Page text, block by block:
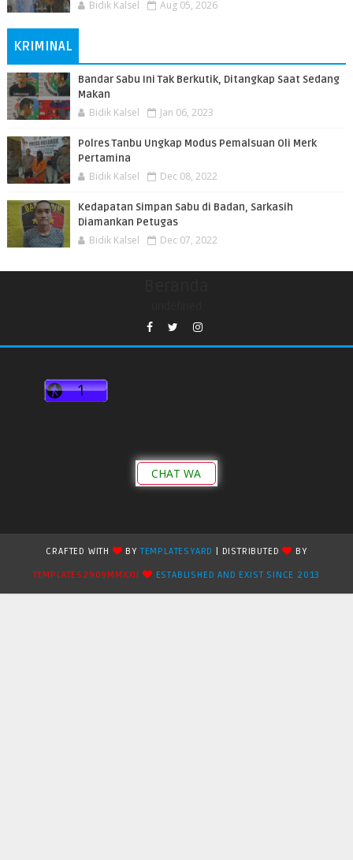
Bidik Kalsel Aug 05, 2026
KRIMINAL
Bandar Sabu Ini Tak Berkutik, Ditangkap Saat Sedang
Makan
Bidik Kalsel Jan 06, 2023
Polres Tanbu Ungkap Modus Pemalsuan Oli Merk
Pertamina
Bidik Kalsel Dec 08, 2022
Kedapatan Simpan Sabu di Badan, Sarkasih
Diamankan Petugas
Bidik Kalsel Dec 07, 2022
CHAT WA
CRAFTED WITH BYTEMPLATESYARD | DISTRIBUTED
BY
TEMPLATES2909MMXXII
ESTABLISHED AND EXIST SINCE 2013